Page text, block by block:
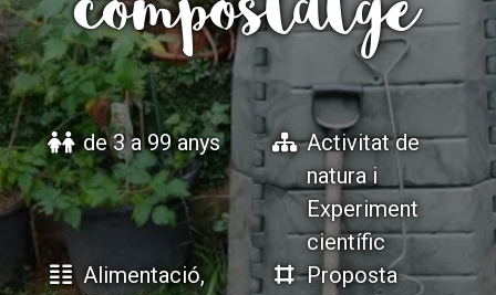
de 3 a 99 anys
Activitat de
natura i
Experiment
científic
Alimentació,
Proposta
ACCIÓ SOCIAL I JOVES
ESPLAIS
SUPORT TERCER SECTOR
ACCIÓ SOCIAL I JOVES
ESPLAIS
SUPORT TERCER SECTOR